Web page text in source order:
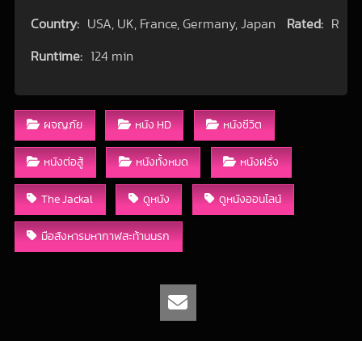
Country: USA, UK, France, Germany, Japan Rated: R
Runtime: 124 min
ผจญภัย หนัง HD หนังชีวิต
หนังต่อสู้ หนังทั้งหมด หนังฝรั่ง
The Jackal ดูหนัง ดูหนังออนไลน์
มือสังหารมหากาฬสะท้านนรก